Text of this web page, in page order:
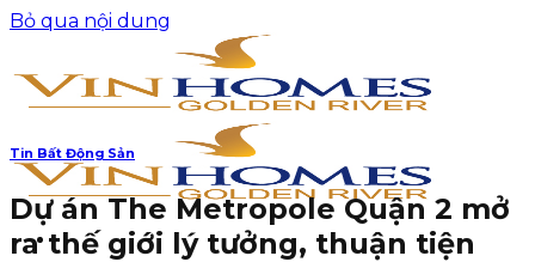
Bỏ qua nội dung
Tin Bất Động Sản
Dự án The Metropole Quận 2 mở
ra thế giới lý tưởng, thuận tiện